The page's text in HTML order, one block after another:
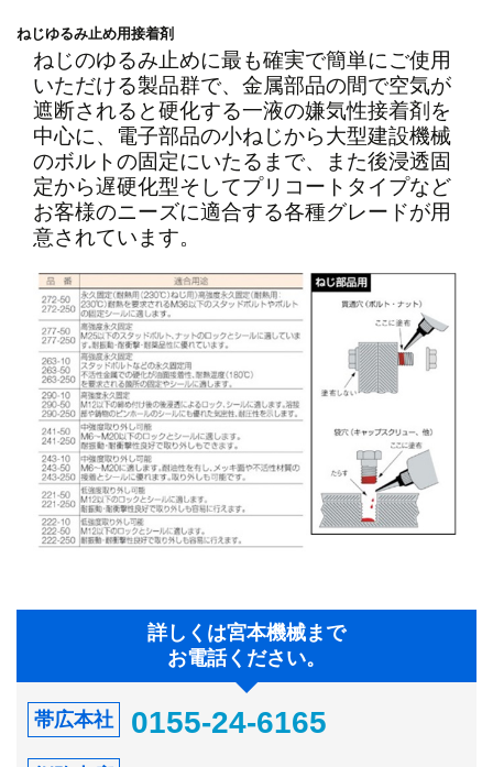
ねじゆるみ止め用接着剤
ねじのゆるみ止めに最も確実で簡単にご使用
いただける製品群で、金属部品の間で空気が
遮断されると硬化する一液の嫌気性接着剤を
中心に、電子部品の小ねじから大型建設機械
のボルトの固定にいたるまで、また後浸透固
定から遅硬化型そしてプリコートタイプなど
お客様のニーズに適合する各種グレードが用
意されています。
詳しくは宮本機械まで
お電話ください。
帯広本社 0155-24-6165